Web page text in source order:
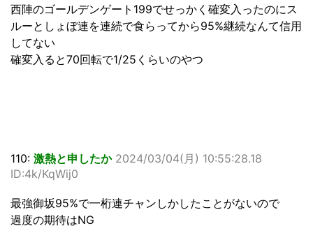
西陣のゴールデンゲート199でせっかく確変入ったのにス
ルーとしょぼ連を連続で食らってから95%継続なんて信用
してない
確変入ると70回転で1/25くらいのやつ
110: 激熱と申したか 2024/03/04(月) 10:55:28.18
ID:4k/KqWij0
最強御坂95%で一桁連チャンしかしたことがないので
過度の期待はNG